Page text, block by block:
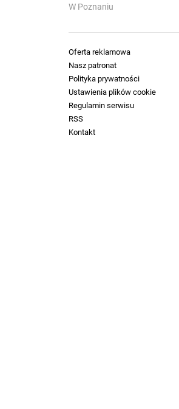
W Poznaniu
Oferta reklamowa
Nasz patronat
Polityka prywatności
Ustawienia plików cookie
Regulamin serwisu
RSS
Kontakt